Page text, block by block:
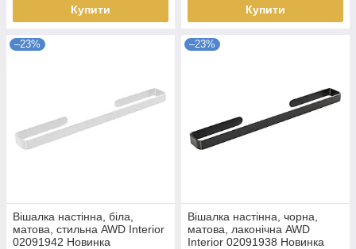
Купити Купити
–23%
Вішалка настінна, біла,
матова, стильна AWD Interior
02091942 Новинка
–23%
Вішалка настінна, чорна,
матова, лаконічна AWD
Interior 02091938 Новинка